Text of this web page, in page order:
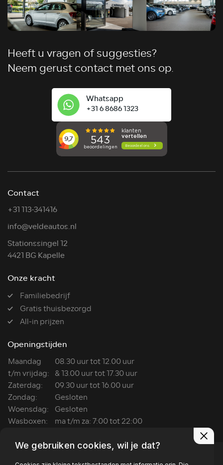
Heeft u vragen of suggesties?
Neem gerust contact met ons op.
Whatsapp
+31 6 8686 1323
Contact
+31 113-341416
info@veldeautos.nl
Stationssingel 12
4421 BG Kapelle
Onze kracht
Familiebedrijf
Gratis thuisbezorgd
All-in prijzen
Openingstijden
Maandag
08.30 uur tot 12.00 uur
t/m vrijdag: & 13.00 uur tot 17.30 uur
Zaterdag:
09.30 uur tot 16.00 uur
Zondag:
Gesloten
Woensdag:
Gesloten
Wasboxen:
ma t/m za: 7:00 tot 22:00
We gebruiken cookies, wil je dat?